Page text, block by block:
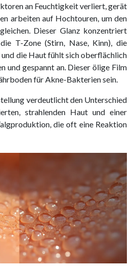
an Feuchtigkeit verliert, gerät
arbeiten auf Hochtouren, um den
Dieser Glanz konzentriert
T-Zone (Stirn, Nase, Kinn), die
die Haut fühlt sich oberflächlich
und gespannt an. Dieser ölige Film
für Akne-Bakterien sein.
verdeutlicht den Unterschied
strahlenden Haut und einer
die oft eine Reaktion